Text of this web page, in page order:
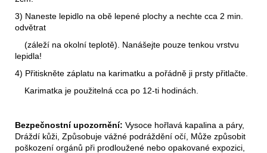
3) Naneste lepidlo na obě lepené plochy a nechte cca 2 min.
odvětrat
(záleží na okolní teplotě). Nanášejte pouze tenkou vrstvu
lepidla!
4) Přitiskněte záplatu na karimatku a pořádně ji prsty přitlačte.
Karimatka je použitelná cca po 12-ti hodinách.
Bezpečnostní upozornění: Vysoce hořlavá kapalina a páry,
Dráždí kůži, Způsobuje vážné podráždění očí, Může způsobit
poškození orgánů při prodloužené nebo opakované expozici,